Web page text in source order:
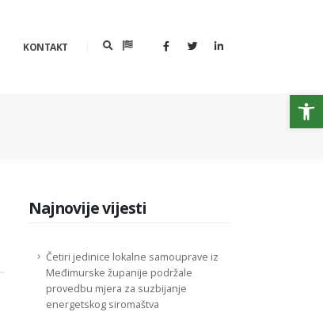
KONTAKT
Najnovije vijesti
Četiri jedinice lokalne samouprave iz
Međimurske županije podržale
provedbu mjera za suzbijanje
energetskog siromaštva